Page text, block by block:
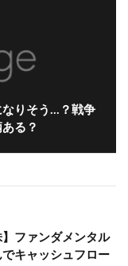
なりそう…？戦争
る？
】ファンダメンタル
でキャッシュフロー